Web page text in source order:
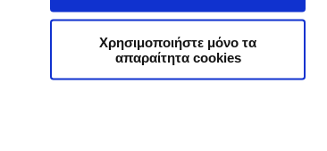
Χρησιμοποιήστε μόνο τα
απαραίτητα cookies